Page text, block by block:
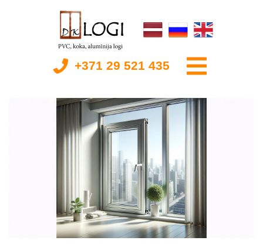
+371 29 521 435